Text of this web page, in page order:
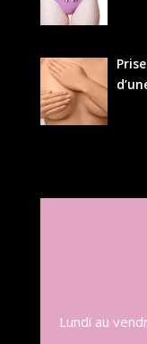
Lundi au